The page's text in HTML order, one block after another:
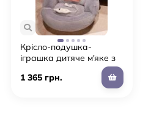
Крісло-подушка-
іграшка дитяче м'яке з
підігрівом "Тапа Лапка"
для дівчинки та
1 365 грн.